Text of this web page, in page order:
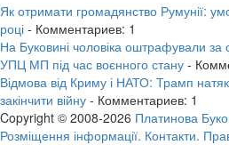
Як отримати громадянство Румунії:
році - Комментариев: 1
На Буковині чоловіка оштрафували за
УПЦ МП під час воєнного стану -
Відмова від Криму і НАТО: Трамп
закінчити війну - Комментариев: 1
Copyright © 2008-2026 Платинова
Розміщення інформації. Контакти.